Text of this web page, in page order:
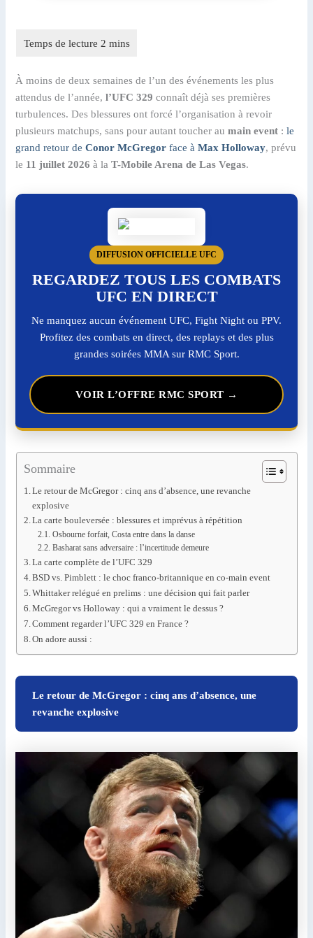
À moins de deux semaines de l’un des événements les plus
attendus de l’année,l’UFC 329 connaît déjà ses premières
turbulences. Des blessures ont forcé l’organisation à revoir
plusieurs matchups, sans pour autant toucher aumain event :le
grand retour deConor McGregor face àMax Holloway, prévu
le 11 juillet 2026 à laT-Mobile Arena de Las Vegas.
DIFFUSION OFFICIELLE UFC
REGARDEZ TOUS LES COMBATS
UFC EN DIRECT
Ne manquez aucun événement UFC, Fight Night ou PPV.
Profitez des combats en direct, des replays et des plus
grandes soirées MMA sur RMC Sport.
VOIR L’OFFRE RMC SPORT →
Sommaire
Le retour de McGregor : cinq ans d’absence, une revanche
explosive
La carte bouleversée : blessures et imprévus à répétition
Osbourne forfait, Costa entre dans la danse
Basharat sans adversaire : l’incertitude demeure
La carte complète de l’UFC 329
BSD vs. Pimblett : le choc franco-britannique en co-main event
Whittaker relégué en prelims : une décision qui fait parler
McGregor vs Holloway : qui a vraiment le dessus ?
Comment regarder l’UFC 329 en France ?
On adore aussi :
Le retour de McGregor : cinq ans d’absence, une
revanche explosive